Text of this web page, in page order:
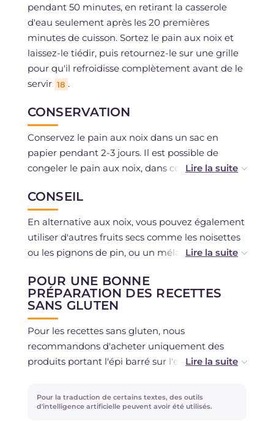
pendant 50 minutes, en retirant la casserole
d'eau seulement après les 20 premières
minutes de cuisson. Sortez le pain aux noix et
laissez-le tiédir, puis retournez-le sur une grille
pour qu'il refroidisse complètement avant de le
servir 18 .
CONSERVATION
Conservez le pain aux noix dans un sac en
papier pendant 2-3 jours. Il est possible de
congeler le pain aux noix, dans ce cas nous vous
consommer.
CONSEIL
En alternative aux noix, vous pouvez également
utiliser d'autres fruits secs comme les noisettes
ou les pignons de pin, ou un mélange
POUR UNE BONNE
PRÉPARATION DES RECETTES
SANS GLUTEN
Pour les recettes sans gluten, nous
recommandons d'acheter uniquement des
produits portant l'épi barré sur l'emballage,
de l'AIC Association Italienne de la Coeliaquie.
Pour la traduction de certains textes, des outils
d'intelligence artificielle peuvent avoir été utilisés.